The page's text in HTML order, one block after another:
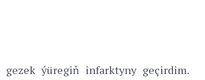
ýüregiň infarktyny geçirdim.